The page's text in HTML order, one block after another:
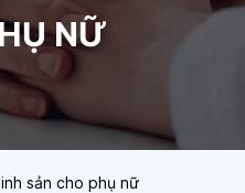
NỮ
sản cho phụ nữ